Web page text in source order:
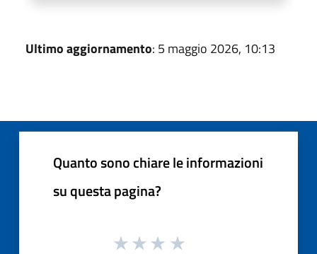
Ultimo aggiornamento: 5 maggio 2026, 10:13
Quanto sono chiare le informazioni
su questa pagina?